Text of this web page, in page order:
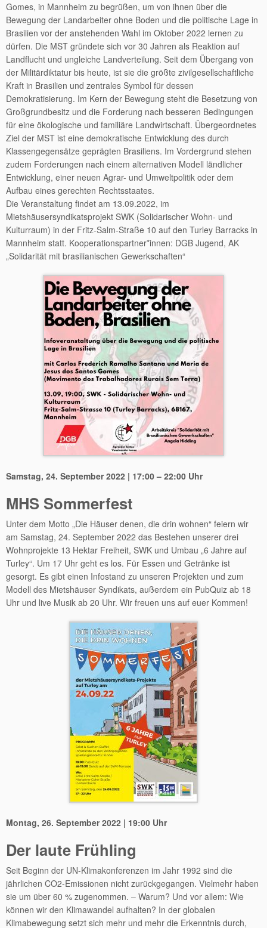
Gomes, in Mannheim zu begrüßen, um von ihnen über die
Bewegung der Landarbeiter ohne Boden und die politische Lage in
Brasilien vor der anstehenden Wahl im Oktober 2022 lernen zu
dürfen. Die MST gründete sich vor 30 Jahren als Reaktion auf
Landflucht und ungleiche Landverteilung. Seit dem Übergang von
der Militärdiktatur bis heute, ist sie die größte zivilgesellschaftliche
Kraft in Brasilien und zentrales Symbol für dessen
Demokratisierung. Im Kern der Bewegung steht die Besetzung von
Großgrundbesitz und die Forderung nach besseren Bedingungen
für eine ökologische und familiäre Landwirtschaft. Übergeordnetes
Ziel der MST ist eine demokratische Entwicklung des durch
Klassengegensätze geprägten Brasiliens. Im Vordergrund stehen
zudem Forderungen nach einem alternativen Modell ländlicher
Entwicklung, einer neuen Agrar- und Umweltpolitik oder dem
Aufbau eines gerechten Rechtsstaates.
Die Veranstaltung findet am 13.09.2022, im
Mietshäusersyndikatsprojekt SWK (Solidarischer Wohn- und
Kulturraum) in der Fritz-Salm-Straße 10 auf den Turley Barracks in
Mannheim statt. Kooperationspartner*innen: DGB Jugend, AK
„Solidarität mit brasilianischen Gewerkschaften“
Samstag, 24. September 2022 | 17:00 – 22:00 Uhr
MHS Sommerfest
Unter dem Motto „Die Häuser denen, die drin wohnen“ feiern wir
am Samstag, 24. September 2022 das Bestehen unserer drei
Wohnprojekte 13 Hektar Freiheit, SWK und Umbau „6 Jahre auf
Turley“. Um 17 Uhr geht es los. Für Essen und Getränke ist
gesorgt. Es gibt einen Infostand zu unseren Projekten und zum
Modell des Mietshäuser Syndikats, außerdem ein PubQuiz ab 18
Uhr und live Musik ab 20 Uhr. Wir freuen uns auf euer Kommen!
Montag, 26. September 2022 | 19:00 Uhr
Der laute Frühling
Seit Beginn der UN-Klimakonferenzen im Jahr 1992 sind die
jährlichen CO2-Emissionen nicht zurückgegangen. Vielmehr haben
sie um über 60 % zugenommen. – Warum? Und vor allem: Wie
können wir den Klimawandel aufhalten? In der globalen
Klimabewegung setzt sich mehr und mehr die Erkenntnis durch,